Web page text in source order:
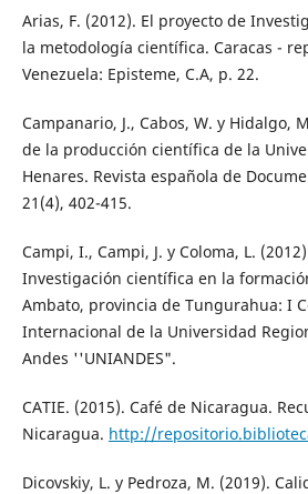
Arias, F. (2012). El proyecto de
la metodología científica. Caracas -
Venezuela: Episteme, C.A, p. 22.
Campanario, J., Cabos, W. y Hidalgo,
de la producción científica de la
Henares. Revista española de
21(4), 402-415.
Campi, I., Campi, J. y Coloma, L.
Investigación científica en la
Ambato, provincia de Tungurahua: I
Internacional de la Universidad
Andes ''UNIANDES".
CATIE. (2015). Café de Nicaragua.
Nicaragua. http://
Dicovskiy, L. y Pedroza, M. (2019).